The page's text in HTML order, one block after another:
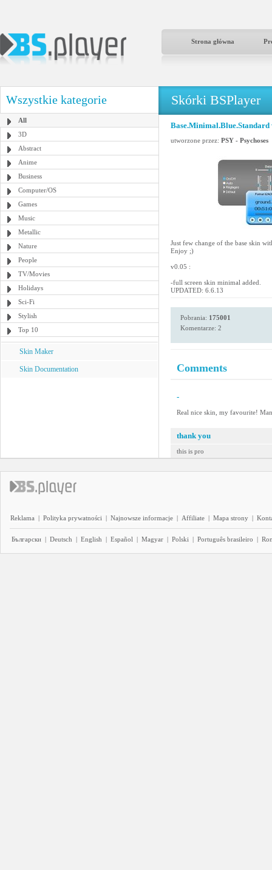
Strona główna
Wszystkie kategorie
All
3D
Abstract
Anime
Business
Computer/OS
Games
Music
Metallic
Nature
People
TV/Movies
Holidays
Sci-Fi
Stylish
Top 10
Skin Maker
Skin Documentation
Skórki BSPlayer
Base.Minimal.Blue.Standard
utworzone przez: PSY - Psychoses
Just few change of the base skin
Enjoy ;)
v0.05 :
-full screen skin minimal added.
UPDATED: 6.6.13
Pobrania: 175001
Komentarze: 2
Comments
-
Real nice skin, my favourite!
thank you
this is pro
Reklama | Polityka prywatności | Najnowsze informacje | Affiliate | Mapa strony |
Български | Deutsch | English | Español | Magyar | Polski | Português brasileiro |